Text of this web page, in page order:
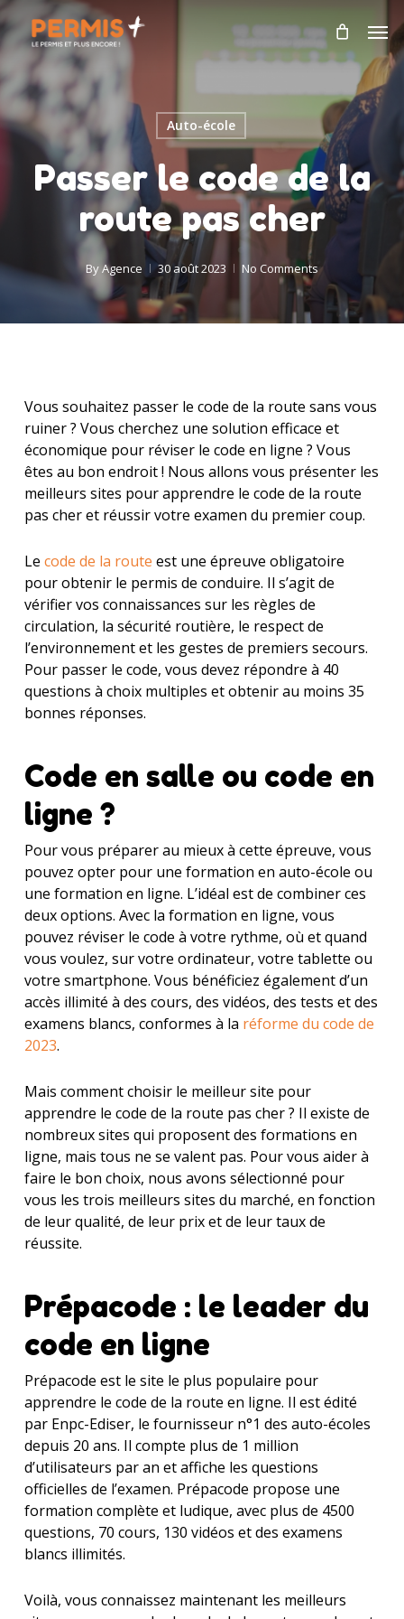
Skip
to
main
content
Auto-école
Passer le code de la
route pas cher
ByAgence 30 août 2023 No Comments
Vous souhaitez passer le code de la route sans vous
ruiner ? Vous cherchez une solution efficace et
économique pour réviser le code en ligne ? Vous
êtes au bon endroit ! Nous allons vous présenter les
meilleurs sites pour apprendre le code de la route
pas cher et réussir votre examen du premier coup.
Le code de la route est une épreuve obligatoire
pour obtenir le permis de conduire. Il s’agit de
vérifier vos connaissances sur les règles de
circulation, la sécurité routière, le respect de
l’environnement et les gestes de premiers secours.
Pour passer le code, vous devez répondre à 40
questions à choix multiples et obtenir au moins 35
bonnes réponses.
Code en salle ou code en
ligne ?
Pour vous préparer au mieux à cette épreuve, vous
pouvez opter pour une formation en auto-école ou
une formation en ligne. L’idéal est de combiner ces
deux options. Avec la formation en ligne, vous
pouvez réviser le code à votre rythme, où et quand
vous voulez, sur votre ordinateur, votre tablette ou
votre smartphone. Vous bénéficiez également d’un
accès illimité à des cours, des vidéos, des tests et des
examens blancs, conformes à la réforme du code de
2023.
Mais comment choisir le meilleur site pour
apprendre le code de la route pas cher ? Il existe de
nombreux sites qui proposent des formations en
ligne, mais tous ne se valent pas. Pour vous aider à
faire le bon choix, nous avons sélectionné pour
vous les trois meilleurs sites du marché, en fonction
de leur qualité, de leur prix et de leur taux de
réussite.
Prépacode : le leader du
code en ligne
Prépacode est le site le plus populaire pour
apprendre le code de la route en ligne. Il est édité
par Enpc-Ediser, le fournisseur n°1 des auto-écoles
depuis 20 ans. Il compte plus de 1 million
d’utilisateurs par an et affiche les questions
officielles de l’examen. Prépacode propose une
formation complète et ludique, avec plus de 4500
questions, 70 cours, 130 vidéos et des examens
blancs illimités.
Voilà, vous connaissez maintenant les meilleurs